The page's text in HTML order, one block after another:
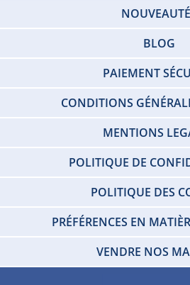
BLOG
PAIEMENT
CONDITIONS
MENTIONS
POLITIQUE DE
POLITIQUE DES
PRÉFÉRENCES EN
VENDRE NOS